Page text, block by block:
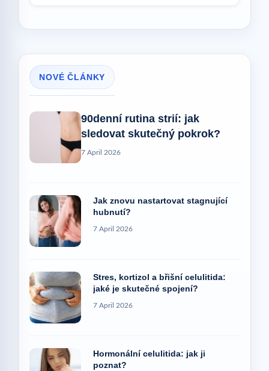
NOVÉ ČLÁNKY
90denní rutina strií: jak
sledovat skutečný pokrok?
7 April 2026
Jak znovu nastartovat stagnující
hubnutí?
7 April 2026
Stres, kortizol a břišní celulitida:
jaké je skutečné spojení?
7 April 2026
Hormonální celulitida: jak ji
poznat?